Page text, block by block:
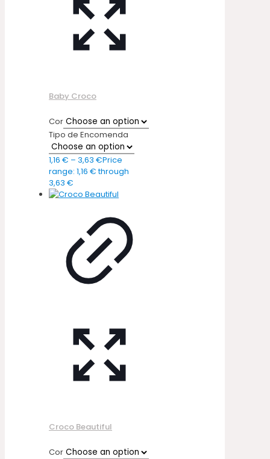
Baby Croco
Cor
Tipo de Encomenda
1,16 € – 3,63 €Price
range: 1,16 € through
3,63 €
Croco Beautiful
Cor